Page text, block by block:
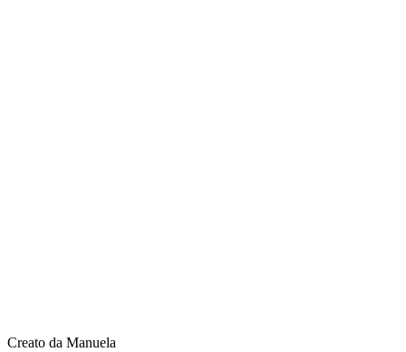
Creato da Manuela